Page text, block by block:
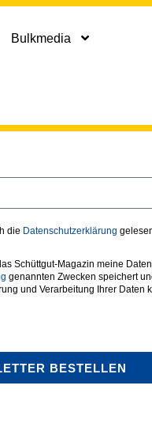
Bulkmedia
die Datenschutzerklärung
Schüttgut-Magazin meine
genannten Zwecken speichert
und Verarbeitung Ihrer Daten
BESTELLEN